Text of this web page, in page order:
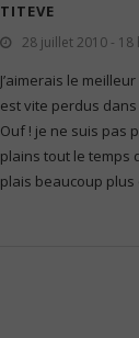
TITEVE
28 juillet 2010 - 18
J’aimerais le
est vite perdus
Ouf ! je ne suis pas
plains tout le temps
plais beaucoup plus